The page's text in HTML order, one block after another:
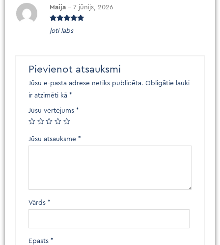
ar
1
no
Novērtēts
ar5 no 5
Maija – 7 jūnijs, 2026
ļoti labs
Pievienot atsauksmi
Jūsu e-pasta adrese netiks publicēta. Obligātie lauki
ir atzīmēti kā *
Jūsu vērtējums *
Jūsu atsauksme *
Vārds *
Epasts *